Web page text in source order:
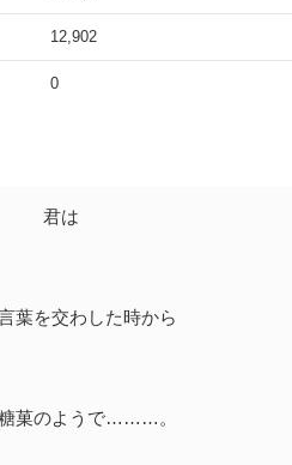
12,902
0
君は
葉を交わした時から
菓のようで………。